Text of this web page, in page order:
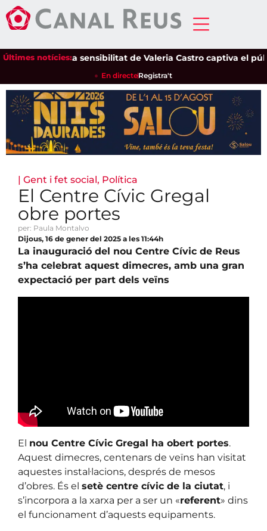
Últimes notícies:La sensibilitat de Valeria Castro captiva el públic
En directeRegistra't
| Gent i fet social, Política
El Centre Cívic Gregal
obre portes
per: Paula Montalvo
Dijous, 16 de gener del 2025 a les 11:44h
La inauguració del nou Centre Cívic de Reus
s’ha celebrat aquest dimecres, amb una gran
expectació per part dels veïns
El nou Centre Cívic Gregal ha obert portes.
Aquest dimecres, centenars de veïns han visitat
aquestes instal·lacions, després de mesos
d’obres. És el setè centre cívic de la ciutat, i
s’incorpora a la xarxa per a ser un «referent» dins
el funcionament d’aquests equipaments.